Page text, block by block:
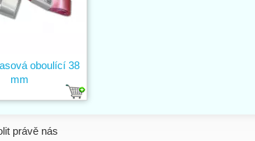
oboulící 38
mm
právě nás